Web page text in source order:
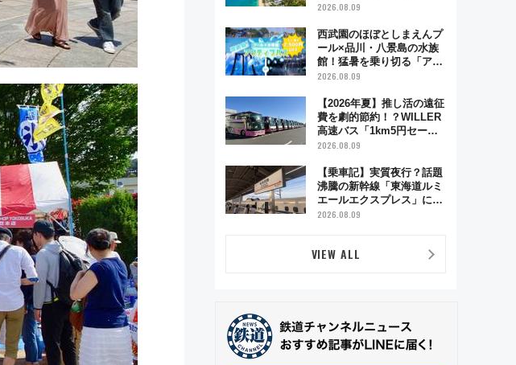
2026.08.09
西武園のほぼとしまえんプ
ール×品川・八景島の水族
館！猛暑を乗り切る「アク
ティブパス」で夏休みをお
2026.08.09
【2026年夏】推し活の遠征
費を劇的節約！？WILLER
高速バス「1km5円セー
ル」やワンコイン温泉の最
路線まとめ
2026.08.09
【乗車記】実質夜行？話題
沸騰の新幹線「東海道ルミ
エールエクスプレス」に乗
車してみた 東京22時発、
らし過ぎる朝
2026.08.09
VIEW ALL